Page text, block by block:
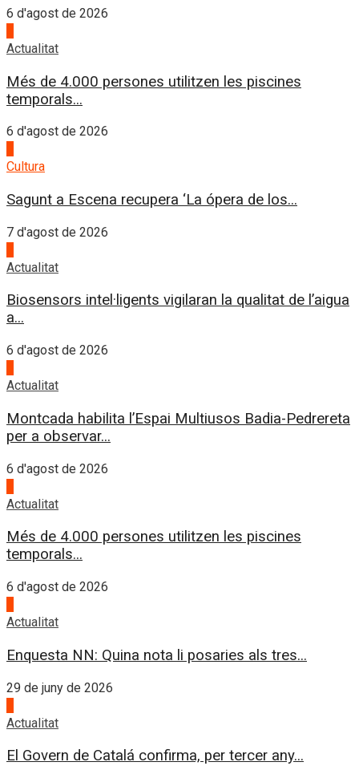
6 d'agost de 2026
Actualitat
Més de 4.000 persones utilitzen les piscines
temporals...
6 d'agost de 2026
Cultura
Sagunt a Escena recupera ‘La ópera de los...
7 d'agost de 2026
Actualitat
Biosensors intel·ligents vigilaran la qualitat de l’aigua
a...
6 d'agost de 2026
Actualitat
Montcada habilita l’Espai Multiusos Badia-Pedrereta
per a observar...
6 d'agost de 2026
Actualitat
Més de 4.000 persones utilitzen les piscines
temporals...
6 d'agost de 2026
Actualitat
Enquesta NN: Quina nota li posaries als tres...
29 de juny de 2026
Actualitat
El Govern de Catalá confirma, per tercer any...